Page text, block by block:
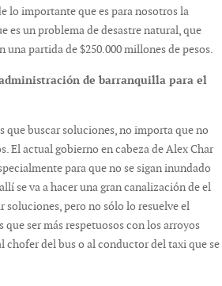
lo importante que es para nosotros la
es un problema de desastre natural, que
partida de $250.000 millones de pesos.
de barranquilla para el
buscar soluciones, no importa que no
El actual gobierno en cabeza de Alex Char
para que no se sigan inundado
se va a hacer una gran canalización de el
soluciones, pero no sólo lo resuelve el
ser más respetuosos con los arroyos
chofer del bus o al conductor del taxi que se